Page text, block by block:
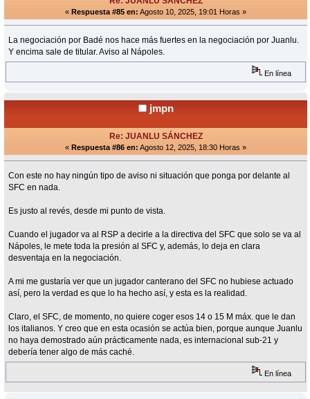
« Respuesta #85 en: Agosto 10, 2025, 19:01 Horas »
La negociación por Badé nos hace más fuertes en la negociación por Juanlu.
Y encima sale de titular. Aviso al Nápoles.
En línea
jmpn
Re: JUANLU SÁNCHEZ
« Respuesta #86 en: Agosto 12, 2025, 18:30 Horas »
Con este no hay ningún tipo de aviso ni situación que ponga por delante al
SFC en nada.
Es justo al revés, desde mi punto de vista.
Cuando el jugador va al RSP a decirle a la directiva del SFC que solo se va al
Nápoles, le mete toda la presión al SFC y, además, lo deja en clara
desventaja en la negociación.
A mi me gustaría ver que un jugador canterano del SFC no hubiese actuado
así, pero la verdad es que lo ha hecho así, y esta es la realidad.
Claro, el SFC, de momento, no quiere coger esos 14 o 15 M máx. que le dan
los italianos. Y creo que en esta ocasión se actúa bien, porque aunque Juanlu
no haya demostrado aún prácticamente nada, es internacional sub-21 y
debería tener algo de más caché.
En línea